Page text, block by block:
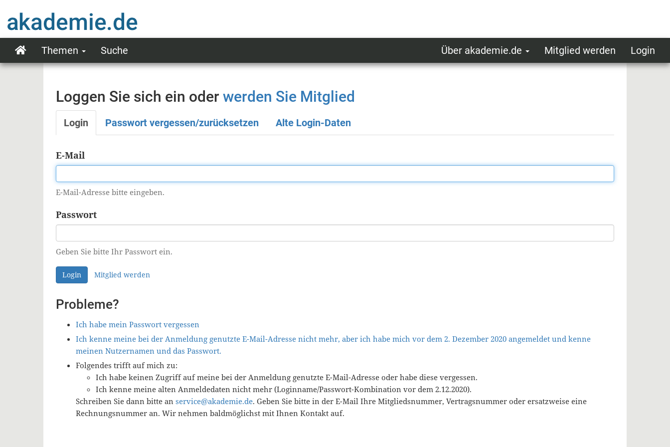
zum
Inhalt
Main
Themen Suche
User
Über akademie.de Mitglied werden Login
Loggen Sie sich ein oder werden Sie Mitglied
Primäre
Reiter
Login Passwort vergessen/zurücksetzen Alte Login-Daten
E-Mail
E-Mail-Adresse bitte eingeben.
Passwort
Geben Sie bitte Ihr Passwort ein.
Login Mitglied werden
Probleme?
Ich habe mein Passwort vergessen
Ich kenne meine bei der Anmeldung genutzte E-Mail-Adresse nicht mehr, aber ich habe mich vor dem 2. Dezember 2020 angemeldet und kenne
meinen Nutzernamen und das Passwort.
Folgendes trifft auf mich zu:
Ich habe keinen Zugriff auf meine bei der Anmeldung genutzte E-Mail-Adresse oder habe diese vergessen.
Ich kenne meine alten Anmeldedaten nicht mehr (Loginname/Passwort-Kombination vor dem 2.12.2020).
Schreiben Sie dann bitte an service@akademie.de. Geben Sie bitte in der E-Mail Ihre Mitgliedsnummer, Vertragsnummer oder ersatzweise eine
Rechnungsnummer an. Wir nehmen baldmöglichst mit Ihnen Kontakt auf.